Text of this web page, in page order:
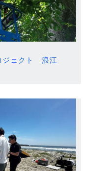
ジェクト 浪江